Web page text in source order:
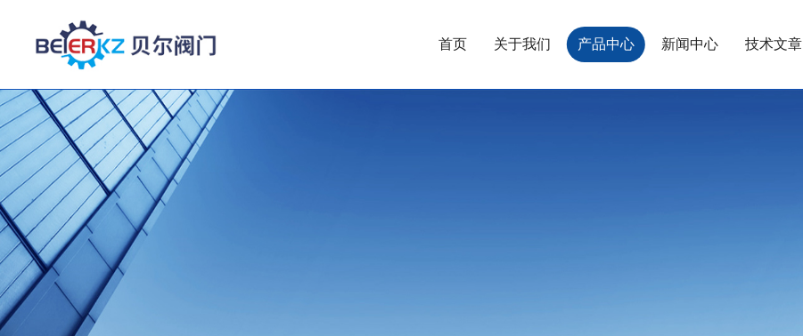
首页 关于我们 产品中心 新闻中心 技术文章